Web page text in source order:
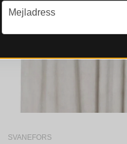
SVANEFORS
email
Mejladress